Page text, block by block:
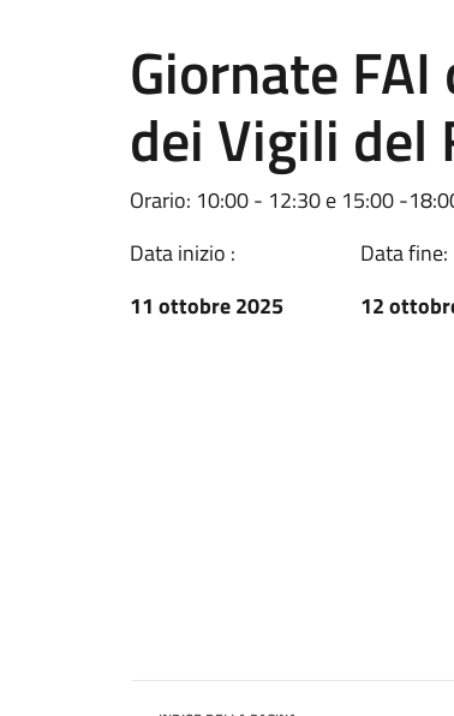
Giornate
dei Vigili del
Orario: 10:00 - 12:30 e 15:00 -
Data inizio :
11 ottobre 2025
Data fine:
12